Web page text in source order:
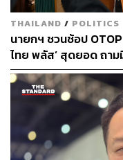
ก่อนหน้านั้นเวลา
มะทา ประธานที่ปรึกษ
ชาญวีรกูล นายกรัฐมนต
มหาดไทย ภายหลังที่ป
มีมติตั้ง ฐนัตถ์ สุวรรณา
เป็นหัวหน้าคณะพูดคุย
มาลานิยม อดีตเลขาธิ
ของสภาความมั่นคงแ
THAILAND / POLITICS
นายกฯ ชวนช้อป
ไทย พลัส’ สุดยอด ถาม
พยายาม’